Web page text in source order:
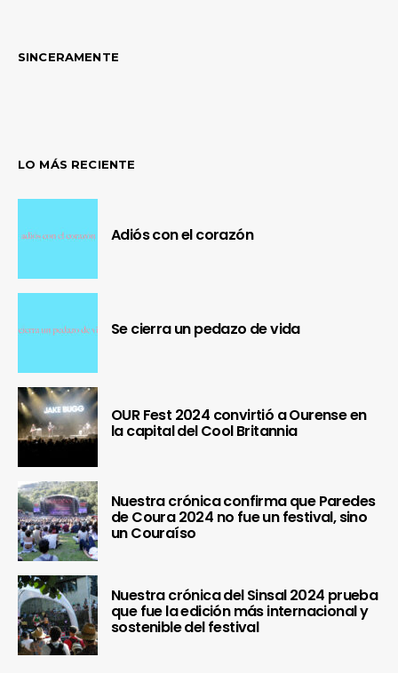
SINCERAMENTE
LO MÁS RECIENTE
Adiós con el corazón
Se cierra un pedazo de vida
OUR Fest 2024 convirtió a Ourense en
la capital del Cool Britannia
Nuestra crónica confirma que Paredes
de Coura 2024 no fue un festival, sino
un Couraíso
Nuestra crónica del Sinsal 2024 prueba
que fue la edición más internacional y
sostenible del festival